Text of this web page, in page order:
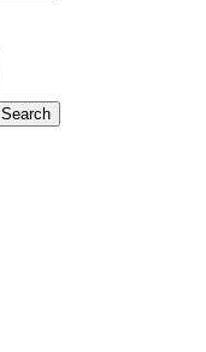
Search